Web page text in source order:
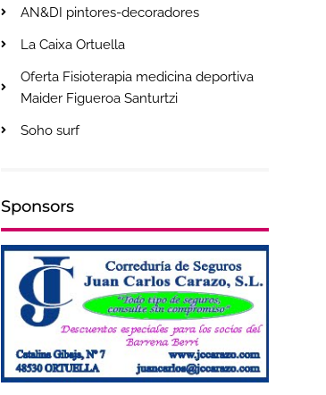
AN&DI pintores-decoradores
La Caixa Ortuella
Oferta Fisioterapia medicina deportiva
Maider Figueroa Santurtzi
Soho surf
Sponsors